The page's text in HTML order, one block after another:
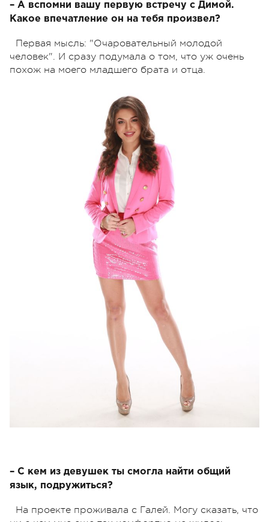
– А вспомни вашу первую встречу с Димой.
Какое впечатление он на тебя произвел?
Первая мысль: "Очаровательный молодой
человек". И сразу подумала о том, что уж очень
похож на моего младшего брата и отца.
– С кем из девушек ты смогла найти общий
язык, подружиться?
На проекте проживала с Галей. Могу сказать, что